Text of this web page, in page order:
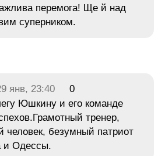
перемога! Ще й над
суперником.
янв, 23:40
0
Юшкину и его команде
тренер,
человек, безумный патриот
и Одессы.